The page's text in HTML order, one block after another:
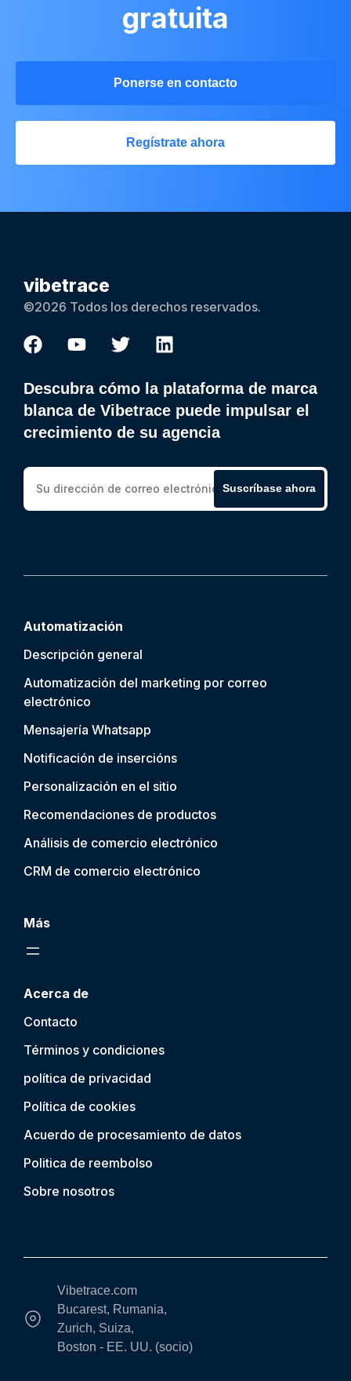
gratuita
Ponerse en contacto
Regístrate ahora
vibetrace
©2026 Todos los derechos reservados.
Descubra cómo la plataforma de marca
blanca de Vibetrace puede impulsar el
crecimiento de su agencia
Suscríbase ahora
Automatización
Descripción general
Automatización del marketing por correo
electrónico
Mensajería Whatsapp
Notificación de insercións
Personalización en el sitio
Recomendaciones de productos
Análisis de comercio electrónico
CRM de comercio electrónico
Más
Acerca de
Contacto
Términos y condiciones
política de privacidad
Política de cookies
Acuerdo de procesamiento de datos
Politica de reembolso
Sobre nosotros
Vibetrace.com
Bucarest, Rumania,
Zurich, Suiza,
Boston - EE. UU. (socio)